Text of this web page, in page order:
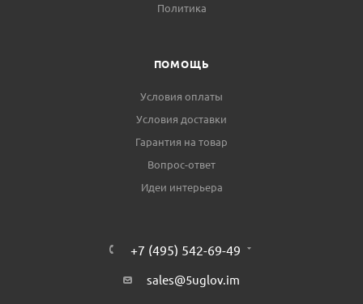
Политика
ПОМОЩЬ
Условия оплаты
Условия доставки
Гарантия на товар
Вопрос-ответ
Идеи интерьера
+7 (495) 542-69-49
sales@5uglov.im